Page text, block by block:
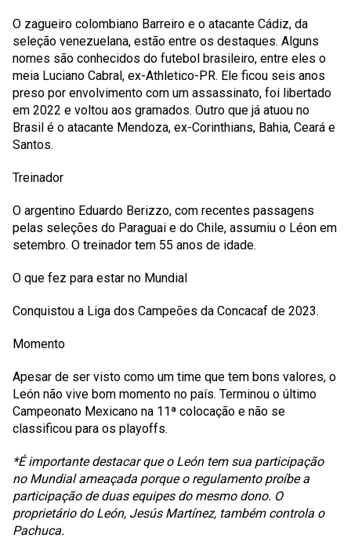
O zagueiro colombiano Barreiro e o atacante Cádiz, da
seleção venezuelana, estão entre os destaques. Alguns
nomes são conhecidos do futebol brasileiro, entre eles o
meia Luciano Cabral, ex-Athletico-PR. Ele ficou seis anos
preso por envolvimento com um assassinato, foi libertado
em 2022 e voltou aos gramados. Outro que já atuou no
Brasil é o atacante Mendoza, ex-Corinthians, Bahia, Ceará e
Santos.
Treinador
O argentino Eduardo Berizzo, com recentes passagens
pelas seleções do Paraguai e do Chile, assumiu o Léon em
setembro. O treinador tem 55 anos de idade.
O que fez para estar no Mundial
Conquistou a Liga dos Campeões da Concacaf de 2023.
Momento
Apesar de ser visto como um time que tem bons valores, o
León não vive bom momento no país. Terminou o último
Campeonato Mexicano na 11ª colocação e não se
classificou para os playoffs.
*É importante destacar que o León tem sua participação
no Mundial ameaçada porque o regulamento proíbe a
participação de duas equipes do mesmo dono. O
proprietário do León, Jesús Martínez, também controla o
Pachuca.